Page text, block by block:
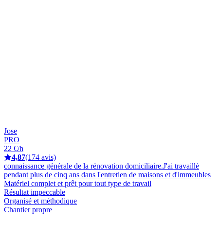
Jose
PRO
22 €/h
4,87(174 avis)
connaissance générale de la rénovation domiciliaire.J'ai travaillé
pendant plus de cinq ans dans l'entretien de maisons et d'immeubles
Matériel complet et prêt pour tout type de travail
Résultat impeccable
Organisé et méthodique
Chantier propre